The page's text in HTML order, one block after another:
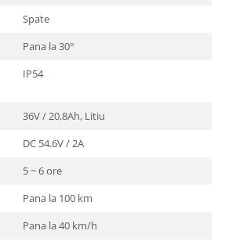
Spate
Pana la 30°
IP54
36V / 20.8Ah, Litiu
DC 54.6V / 2A
5 ~ 6 ore
Pana la 100 km
Pana la 40 km/h